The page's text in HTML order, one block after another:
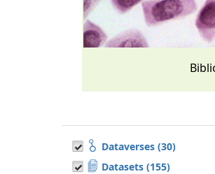
Dataverses (30)
Datasets (155)